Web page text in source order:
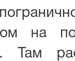
на